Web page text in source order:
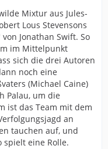
Mixtur aus Jules-
Lous Stevensons
Jonathan Swift. So
im Mittelpunkt
sich die drei Autoren
noch eine
(Michael Caine)
Palau, um die
ist das Team mit dem
an
tauchen auf, und
spielt eine Rolle.